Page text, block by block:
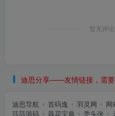
暂无评
迪思分享——友情链接，需
迪思导航 首码逸 羽灵网 网
莎莎源码
葵花宝典 秃头张